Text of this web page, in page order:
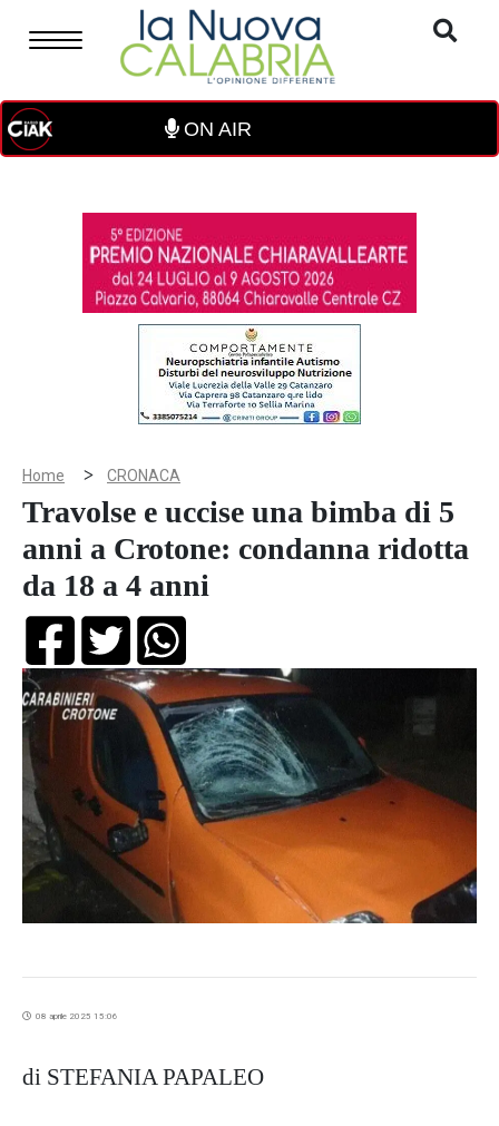
ON AIR
Home > CRONACA
Travolse e uccise una bimba di 5
anni a Crotone: condanna ridotta
da 18 a 4 anni
08 aprile 2025 15:06
di STEFANIA PAPALEO